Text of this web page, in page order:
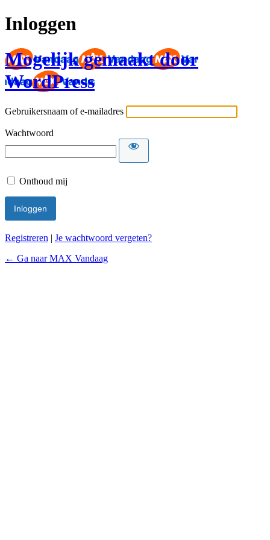
Inloggen
Mogelijk gemaakt door
WordPress
Gebruikersnaam of e-mailadres
Wachtwoord
Onthoud mij
Registreren | Je wachtwoord vergeten?
← Ga naar MAX Vandaag